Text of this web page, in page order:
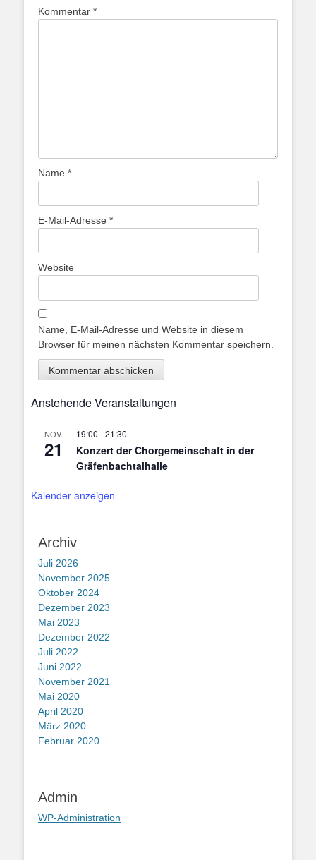
Kommentar *
Name *
E-Mail-Adresse *
Website
Name, E-Mail-Adresse und Website in diesem
Browser für meinen nächsten Kommentar speichern.
Anstehende Veranstaltungen
NOV.
21
19:00 -21:30
Konzert der Chorgemeinschaft in der
Gräfenbachtalhalle
Kalender anzeigen
Archiv
Juli 2026
November 2025
Oktober 2024
Dezember 2023
Mai 2023
Dezember 2022
Juli 2022
Juni 2022
November 2021
Mai 2020
April 2020
März 2020
Februar 2020
Admin
WP-Administration